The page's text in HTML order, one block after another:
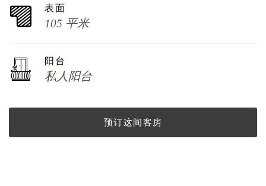
表面
105 平米
阳台
私人阳台
预订这间客房